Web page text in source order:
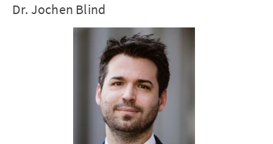
Dr. Jochen Blind